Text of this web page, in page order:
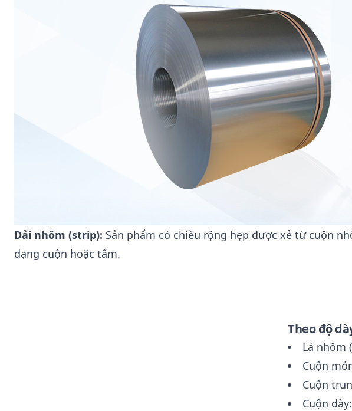
Dải nhôm (strip): Sản phẩm có chiều rộng hẹp được xẻ từ cuộn
dạng cuộn hoặc tấm.
Theo độ
Lá nhôm
Cuộn
Cuộn
Cuộn